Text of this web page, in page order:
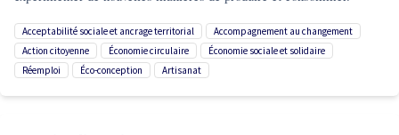
acceptabilité sociale et ancrage territorial
accompagnement au changement
action citoyenne
économie circulaire
économie sociale et solidaire
réemploi
éco-conception artisanat